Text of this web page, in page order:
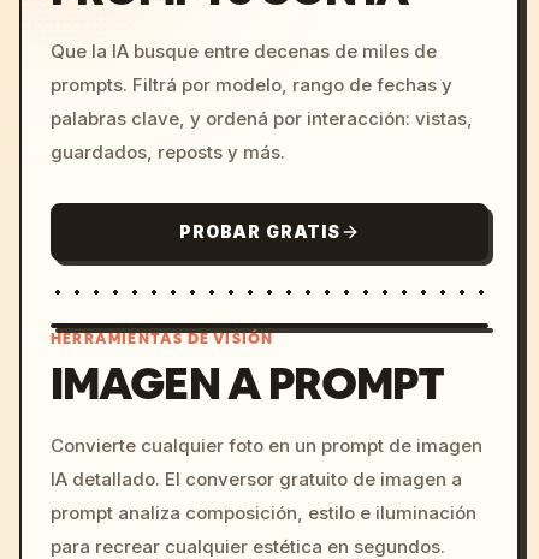
Que la IA busque entre decenas de miles de
prompts. Filtrá por modelo, rango de fechas y
palabras clave, y ordená por interacción: vistas,
guardados, reposts y más.
PROBAR GRATIS
c, cyberpunk sunset, neon
colors, 8k --v 6.0
HERRAMIENTAS DE VISIÓN
IMAGEN A PROMPT
Convierte cualquier foto en un prompt de imagen
IA detallado. El conversor gratuito de imagen a
prompt analiza composición, estilo e iluminación
para recrear cualquier estética en segundos.